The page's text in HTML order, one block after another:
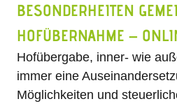
BESONDERHEITEN
HOFÜBERNAHME –
Hofübergabe, inner- wie
immer eine
Möglichkeiten und